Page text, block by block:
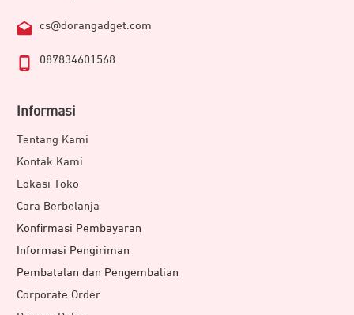
cs@dorangadget.com
087834601568
Informasi
Tentang Kami
Kontak Kami
Lokasi Toko
Cara Berbelanja
Konfirmasi Pembayaran
Informasi Pengiriman
Pembatalan dan Pengembalian
Corporate Order